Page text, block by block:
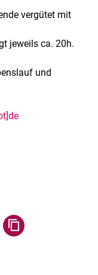
vergütet mit
jeweils ca. 20h.
und
an:
WhatsApp teilen
über Facebook